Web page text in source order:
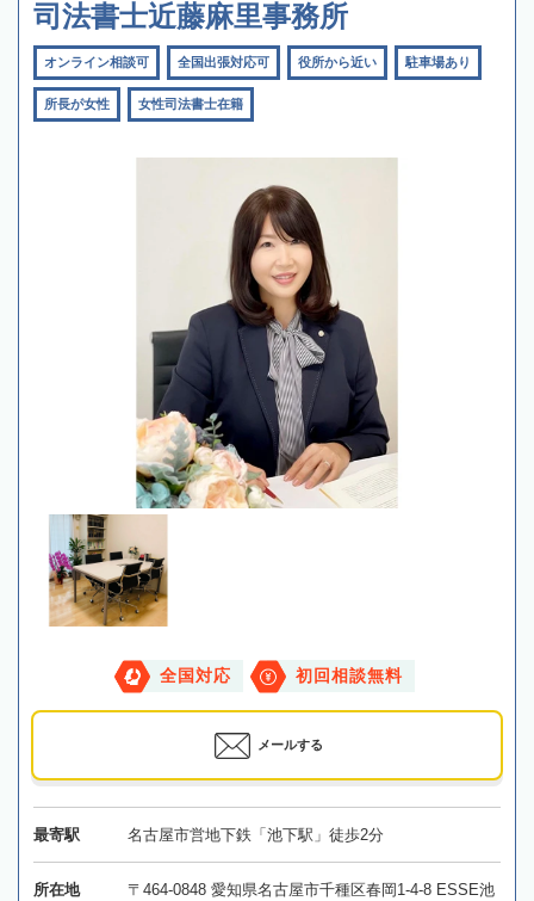
司法書士近藤麻里事務所
オンライン相談可 全国出張対応可 役所から近い 駐車場あり
所長が女性 女性司法書士在籍
全国対応 初回相談無料
メールする
最寄駅 名古屋市営地下鉄「池下駅」徒歩2分
所在地
〒464-0848 愛知県名古屋市千種区春岡1-4-8 ESSE池